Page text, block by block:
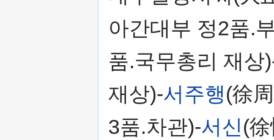
아간대부 정2품.
품.국무총리 재상
재상)-서주행(徐
3품.차관)-서신(